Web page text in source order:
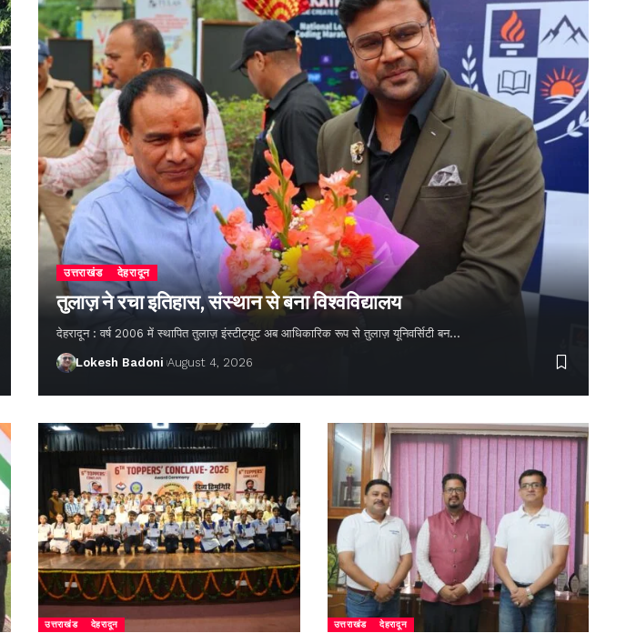
उत्तराखंड देहरादून
तुलाज़ ने रचा इतिहास, संस्थान से बना विश्वविद्यालय
देहरादून : वर्ष 2006 में स्थापित तुलाज़ इंस्टीट्यूट अब आधिकारिक रूप से तुलाज़ यूनिवर्सिटी बन…
Lokesh Badoni August 4, 2026
उत्तराखंड देहरादून उत्तराखंड देहरादून